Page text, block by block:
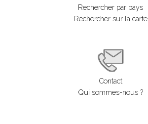
Rechercher par pays
Rechercher sur la carte
Contact
Qui sommes-nous ?